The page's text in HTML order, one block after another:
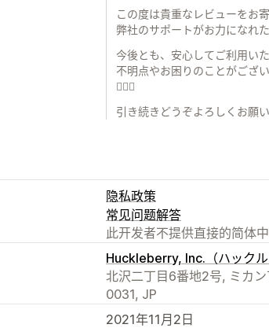
この度は貴重なレビューをお
弊社のサポートがお力になれ
今後とも、安心してご利用い
不明点やお困りのことがござ
🙇‍♀️✨
引き続きどうぞよろしくお願
隐私政策
常见问题解答
此开发者不提供直接的简体中
Huckleberry, Inc.（ハックル
北沢二丁目6番地2号, ミカ
0031, JP
2021年11月2日